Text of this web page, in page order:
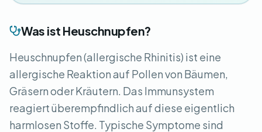
Was ist Heuschnupfen?
Heuschnupfen (allergische Rhinitis) ist eine
allergische Reaktion auf Pollen von Bäumen,
Gräsern oder Kräutern. Das Immunsystem
reagiert überempfindlich auf diese eigentlich
harmlosen Stoffe. Typische Symptome sind